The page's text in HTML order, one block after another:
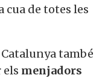
cua de totes les
també
menjadors